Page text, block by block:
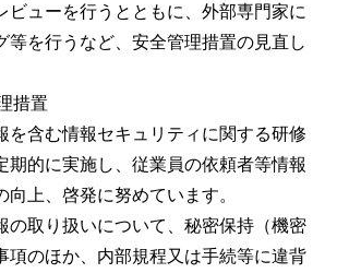
ビューを行うとともに、外部専門家に
等を行うなど、安全管理措置の見直し
措置
を含む情報セキュリティに関する研修
期的に実施し、従業員の依頼者等情報
向上、啓発に努めています。
の取り扱いについて、秘密保持（機密
項のほか、内部規程又は手続等に違背